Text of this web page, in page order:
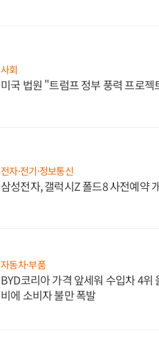
사회
미국 법원 "트럼프 정부 풍력 프로
전자·전기·정보통신
삼성전자, 갤럭시Z 폴드8 사전예약
자동차·부품
BYD코리아 가격 앞세워 수입차 4위
비에 소비자 불만 폭발